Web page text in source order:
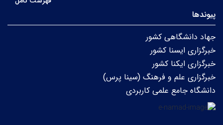
پیوندها
جهاد دانشگاهی کشور
خبرگزاری ایسنا کشور
خبرگزاری ایکنا کشور
خبرگزاری علم و فرهنگ (سینا پرس)
دانشگاه جامع علمی کاربردی